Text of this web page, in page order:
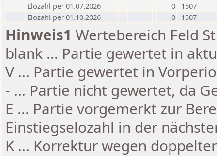
Elozahl per 01.07.2026
0
1507
Elozahl per 01.10.2026
0 1507
Hinweis1 Wertebereich Feld
blank ... Partie gewertet in
V ... Partie gewertet in
- ... Partie nicht gewertet, da
E ... Partie vorgemerkt zur
Einstiegselozahl in der
K ... Korrektur wegen